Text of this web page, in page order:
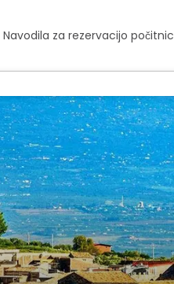
Navodila za rezervacijo počitnic